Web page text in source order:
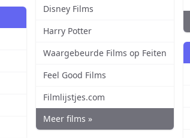
Disney Films
Harry Potter
Waargebeurde Films op Feiten
Feel Good Films
Filmlijstjes.com
Meer films »